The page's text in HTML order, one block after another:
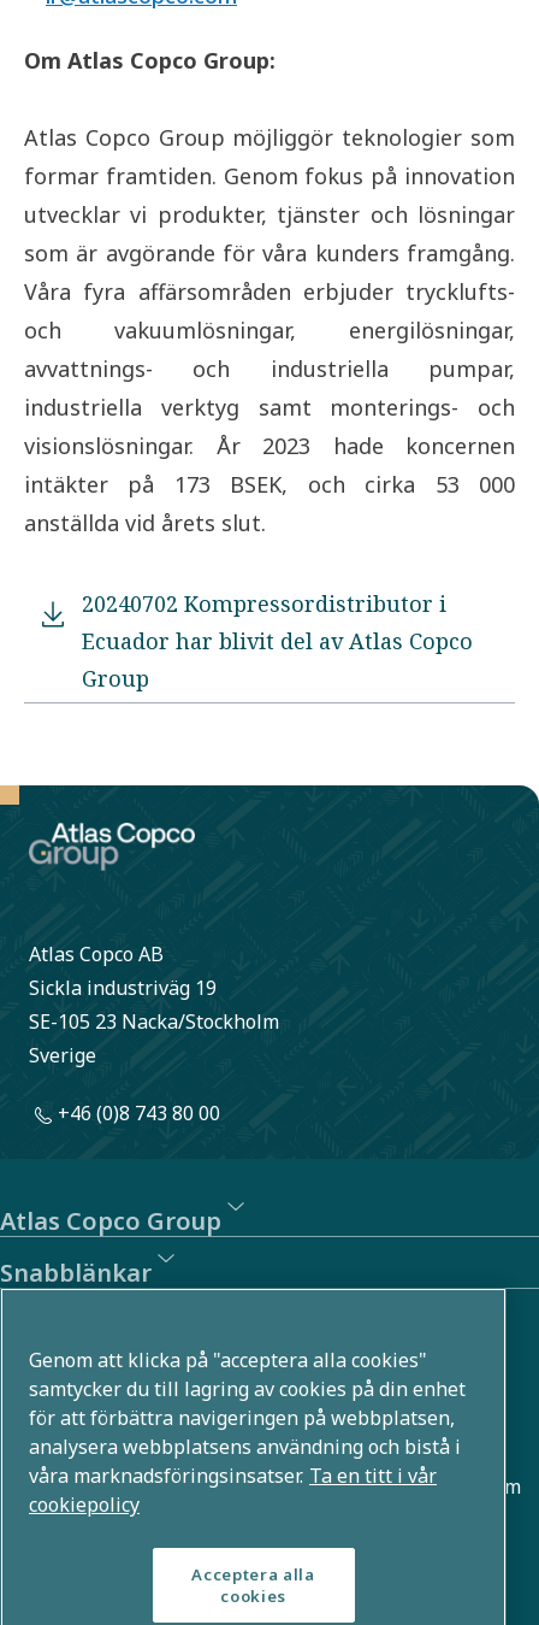
Om Atlas Copco Group:
Atlas Copco Group möjliggör teknologier som
formar framtiden. Genom fokus på innovation
utvecklar vi produkter, tjänster och lösningar
som är avgörande för våra kunders framgång.
Våra fyra affärsområden erbjuder trycklufts-
och vakuumlösningar, energilösningar,
avvattnings- och industriella pumpar,
industriella verktyg samt monterings- och
visionslösningar. År 2023 hade koncernen
intäkter på 173 BSEK, och cirka 53 000
anställda vid årets slut.
20240702 Kompressordistributor i
Ecuador har blivit del av Atlas Copco
Group
Atlas Copco AB
Sickla industriväg 19
SE-105 23 Nacka/Stockholm
Sverige
+46 (0)8 743 80 00
Atlas Copco Group
Snabblänkar
Atlas Copco Group utvecklar innovativa lösningar i flera
affärsområden, till exempel inom tryckluft, vakuum,
industri- och energiteknik. Med en global portfölj som
rymmer över 80 varumärken möjliggör vi teknologier som
formar framtiden.
Genom att klicka på "acceptera alla cookies"
samtycker du till lagring av cookies på din enhet
för att förbättra navigeringen på webbplatsen,
analysera webbplatsens användning och bistå i
våra marknadsföringsinsatser. Ta en titt i vår
cookiepolicy
Acceptera alla
cookies